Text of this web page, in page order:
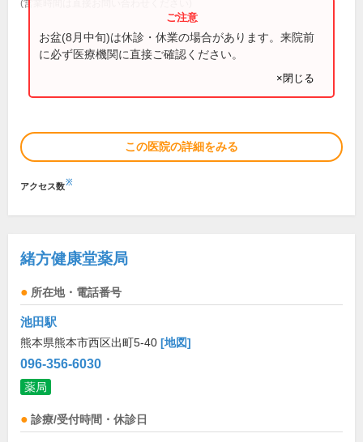
(営業時間は直接お問い合わせください)
お盆(8月中旬)は休診・休業の場合があります。来院前
に必ず医療機関に直接ご確認ください。
×閉じる
この医院の詳細をみる
アクセス数※
緒方健康堂薬局
所在地・電話番号
池田駅
熊本県熊本市西区出町5-40 [地図]
096-356-6030
薬局
診療/受付時間・休診日